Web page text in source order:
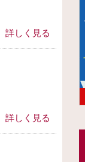
詳しく見る
詳しく見る